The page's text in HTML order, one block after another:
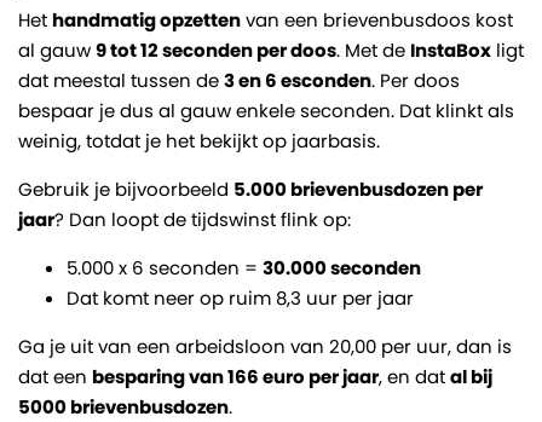
Het handmatig opzettenvan een brievenbusdoos kost
al gauw9 tot 12 seconden per doos. Met de InstaBox ligt
dat meestal tussen de3 en 6 esconden. Per doos
bespaar je dus al gauw enkele seconden. Dat klinkt als
weinig, totdat je het bekijkt op jaarbasis.
Gebruik je bijvoorbeeld 5.000 brievenbusdozen per
jaar? Dan loopt de tijdswinst flink op:
5.000 x 6 seconden = 30.000 seconden
Dat komt neer op ruim 8,3 uur per jaar
Ga je uit van een arbeidsloon van 20,00 per uur, dan is
dat een besparing van 166 euro per jaar, en datal bij
5000 brievenbusdozen.